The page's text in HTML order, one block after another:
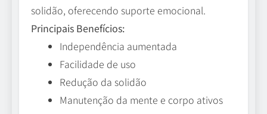
solidão, oferecendo suporte emocional.
Principais Benefícios:
Independência aumentada
Facilidade de uso
Redução da solidão
Manutenção da mente e corpo ativos